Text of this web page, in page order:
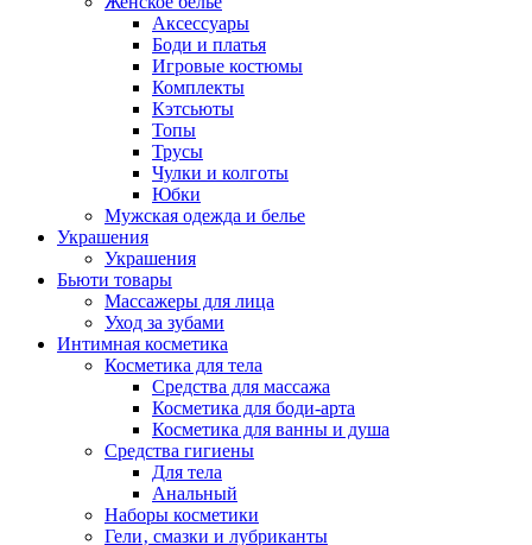
Аксессуары
Боди и платья
Игровые костюмы
Комплекты
Кэтсьюты
Топы
Трусы
Чулки и колготы
Юбки
Мужская одежда и белье
Украшения
Украшения
Бьюти товары
Массажеры для лица
Уход за зубами
Интимная косметика
Косметика для тела
Средства для массажа
Косметика для боди-арта
Косметика для ванны и душа
Средства гигиены
Для тела
Анальный
Наборы косметики
Гели‚ смазки и лубриканты